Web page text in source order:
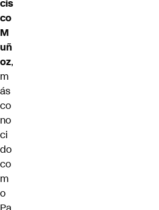
cis
co
M
uñ
oz,
m
ás
co
no
ci
do
co
m
o